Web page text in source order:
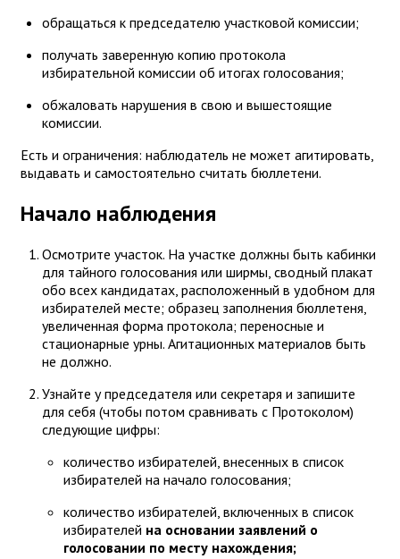
обращаться к председателю участковой комиссии;
получать заверенную копию протокола
избирательной комиссии об итогах голосования;
обжаловать нарушения в свою и вышестоящие
комиссии.
Есть и ограничения: наблюдатель не может агитировать,
выдавать и самостоятельно считать бюллетени.
Начало наблюдения
Осмотрите участок. На участке должны быть кабинки
для тайного голосования или ширмы, сводный плакат
обо всех кандидатах, расположенный в удобном для
избирателей месте; образец заполнения бюллетеня,
увеличенная форма протокола; переносные и
стационарные урны. Агитационных материалов быть
не должно.
Узнайте у председателя или секретаря и запишите
для себя (чтобы потом сравнивать с Протоколом)
следующие цифры:
количество избирателей, внесенных в список
избирателей на начало голосования;
количество избирателей, включенных в список
избирателей на основании заявлений о
голосовании по месту нахождения;